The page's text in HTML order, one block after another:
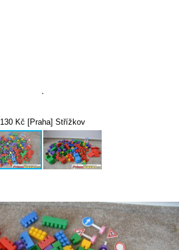
`
130 Kč [Praha] Střížkov